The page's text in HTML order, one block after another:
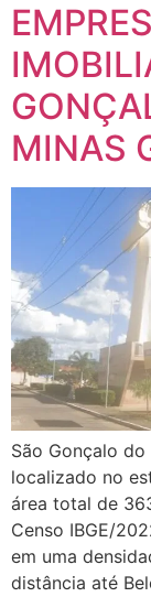
MINAS
São Gonçalo
localizado no
área total de
Censo IBGE/
em uma
distância até